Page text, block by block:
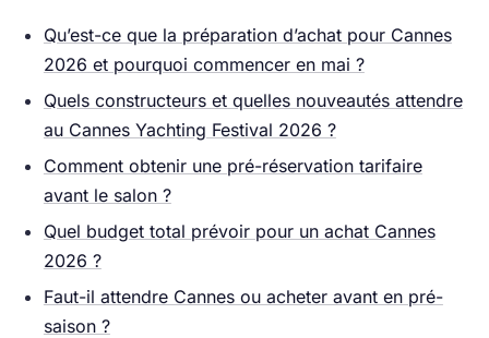
Qu’est-ce que la préparation d’achat pour Cannes
2026 et pourquoi commencer en mai ?
Quels constructeurs et quelles nouveautés attendre
au Cannes Yachting Festival 2026 ?
Comment obtenir une pré-réservation tarifaire
avant le salon ?
Quel budget total prévoir pour un achat Cannes
2026 ?
Faut-il attendre Cannes ou acheter avant en pré-
saison ?